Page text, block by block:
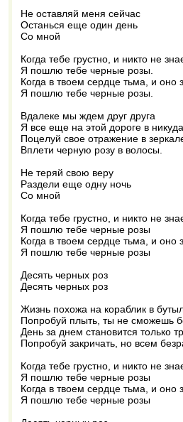
Не оставляй меня сейчас
Останься еще один день
Со мной
Когда тебе грустно, и никто не
Я пошлю тебе черные розы.
Когда в твоем сердце тьма, и оно
Я пошлю тебе черные розы.
Вдалеке мы ждем друг друга
Я все еще на этой дороге в никуда
Поцелуй свое отражение в
Вплети черную розу в волосы.
Не теряй свою веру
Раздели еще одну ночь
Со мной
Когда тебе грустно, и никто не
Я пошлю тебе черные розы
Когда в твоем сердце тьма, и оно
Я пошлю тебе черные розы
Десять черных роз
Десять черных роз
Жизнь похожа на кораблик в
Попробуй плыть, ты не сможешь
День за днем становится только
Попробуй закричать, но всем
Когда тебе грустно, и никто не
Я пошлю тебе черные розы
Когда в твоем сердце тьма, и оно
Я пошлю тебе черные розы